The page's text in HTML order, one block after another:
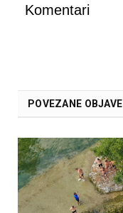
Komentari
POVEZANE OBJAVE